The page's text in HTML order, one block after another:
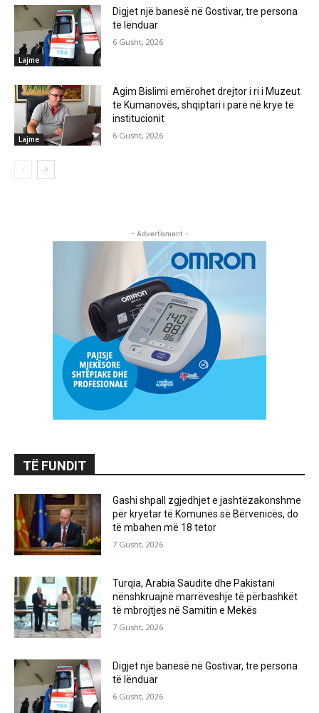
Lajme
Digjet një banesë në Gostivar, tre persona
të lënduar
6 Gusht, 2026
Lajme
Agim Bislimi emërohet drejtor i ri i Muzeut
të Kumanovës, shqiptari i parë në krye të
institucionit
6 Gusht, 2026
- Advertisment -
TË FUNDIT
Gashi shpall zgjedhjet e jashtëzakonshme
për kryetar të Komunës së Bërvenicës, do
të mbahen më 18 tetor
7 Gusht, 2026
Turqia, Arabia Saudite dhe Pakistani
nënshkruajnë marrëveshje të përbashkët
të mbrojtjes në Samitin e Mekës
7 Gusht, 2026
Digjet një banesë në Gostivar, tre persona
të lënduar
6 Gusht, 2026